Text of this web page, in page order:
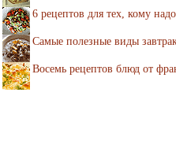
6 рецептов для тех, кому
Самые полезные виды
Восемь рецептов блюд от